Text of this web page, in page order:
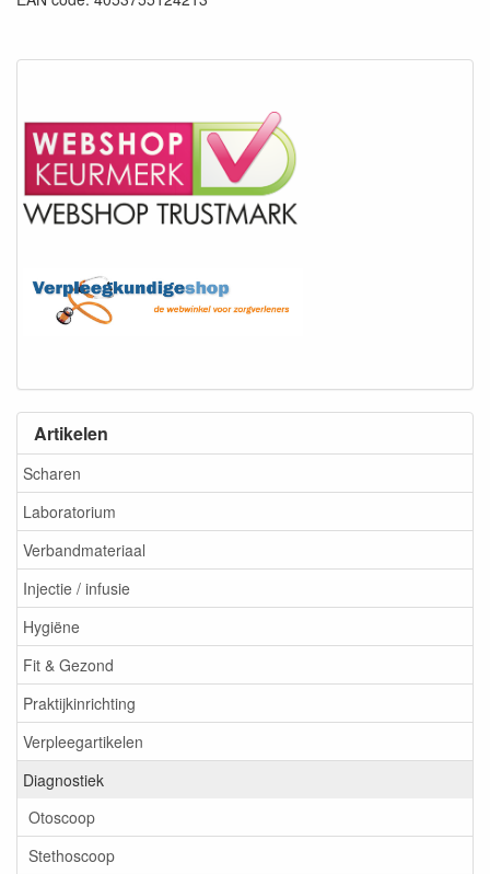
Artikelen
Scharen
Laboratorium
Verbandmateriaal
Injectie / infusie
Hygiëne
Fit & Gezond
Praktijkinrichting
Verpleegartikelen
Diagnostiek
Otoscoop
Stethoscoop